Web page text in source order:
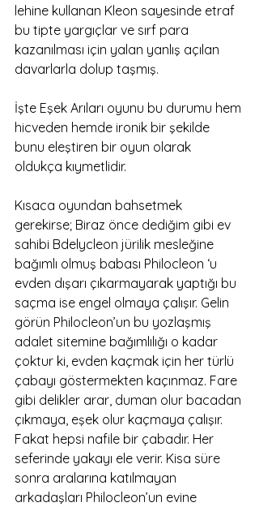
lehine kullanan Kleon sayesinde etraf
bu tipte yargıçlar ve sırf para
kazanılması için yalan yanlış açılan
davarlarla dolup taşmış.
İşte Eşek Arıları oyunu bu durumu hem
hicveden hemde ironik bir şekilde
bunu eleştiren bir oyun olarak
oldukça kıymetlidir.
Kısaca oyundan bahsetmek
gerekirse; Biraz önce dediğim gibi ev
sahibi Bdelycleon jürilik mesleğine
bağımlı olmuş babası Philocleon ‘u
evden dışarı çıkarmayarak yaptığı bu
saçma ise engel olmaya çalışır. Gelin
görün Philocleon’un bu yozlaşmış
adalet sitemine bağımlılığı o kadar
çoktur ki, evden kaçmak için her türlü
çabayı göstermekten kaçınmaz. Fare
gibi delikler arar, duman olur bacadan
çıkmaya, eşek olur kaçmaya çalışır.
Fakat hepsi nafile bir çabadır. Her
seferinde yakayı ele verir. Kisa süre
sonra aralarına katılmayan
arkadaşları Philocleon’un evine